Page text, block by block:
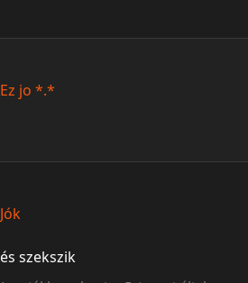
Ez jo *.*
Jók
és szekszik